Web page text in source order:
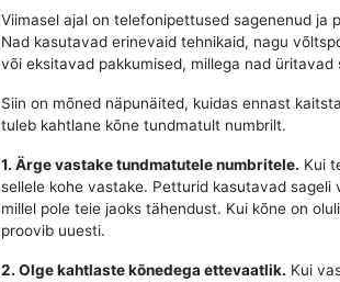
Viimasel ajal on telefonipettused sagenenud ja
Nad kasutavad erinevaid tehnikaid, nagu
või eksitavad pakkumised, millega nad
Siin on mõned näpunäited, kuidas ennast
tuleb kahtlane kõne tundmatult numbrilt.
1. Ärge vastake tundmatutele numbritele. Kui
sellele kohe vastake. Petturid kasutavad sageli
millel pole teie jaoks tähendust. Kui kõne on
proovib uuesti.
2. Olge kahtlaste kõnedega ettevaatlik. Kui